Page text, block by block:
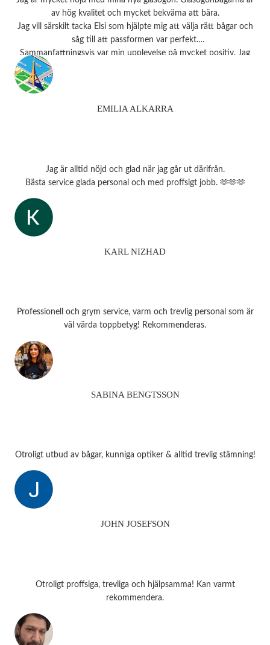
av hög kvalitet och mycket bekväma att bära.
Jag vill särskilt tacka Elsi som hjälpte mig att välja rätt bågar och
såg till att passformen var perfekt.
Sammanfattningsvis var min upplevelse på mycket positiv. Jag
rekommenderar starkt detta ställe till alla som behöver
EMILIA ALKARRA
Jag är alltid nöjd och glad när jag går ut därifrån.
Bästa service glada personal och med proffsigt jobb. 🫶🫶🫶
KARL NIZHAD
Professionell och grym service, varm och trevlig personal som är
väl värda toppbetyg! Rekommenderas.
SABINA BENGTSSON
Otroligt utbud av bågar, kunniga optiker & alltid trevlig stämning!
JOHN JOSEFSON
Otroligt proffsiga, trevliga och hjälpsamma! Kan varmt
rekommendera.